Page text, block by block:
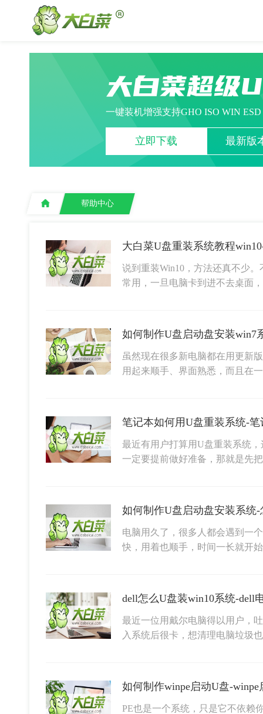
大白菜超级
一键装机增强支持GHO ISO WIN
立即下载 最新版
帮助中心
说到重装Win10，方法还真不少
常用，一旦电脑卡到进不去桌面
虽然现在很多新电脑都在用更新
用起来顺手、界面熟悉，而且在
笔记本如何用U盘重装系统-
最近有用户打算用U盘重装系统
一定要提前做好准备，那就是先
如何制作U盘启动盘安装系统
电脑用久了，很多人都会遇到一
快，用着也顺手，时间一长就开
dell怎么U盘装win10系统-dell
最近一位用戴尔电脑得以用户，
入系统后很卡，想清理电脑垃圾
如何制作winpe启动U盘-
PE也是一个系统，只是它不依赖